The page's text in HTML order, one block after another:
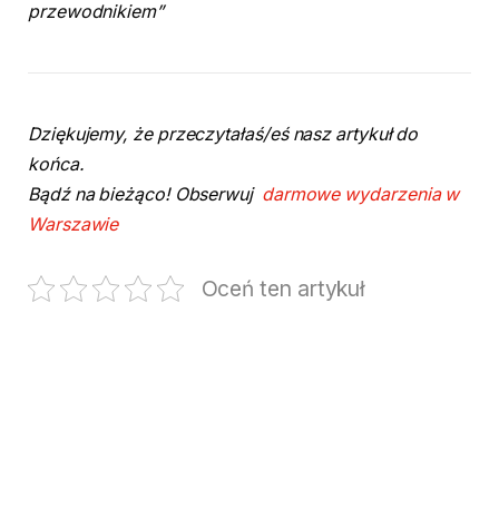
przewodnikiem”
Dziękujemy, że przeczytałaś/eś nasz artykuł do
końca.
Bądź na bieżąco! Obserwuj darmowe wydarzenia w
Warszawie
Oceń ten artykuł